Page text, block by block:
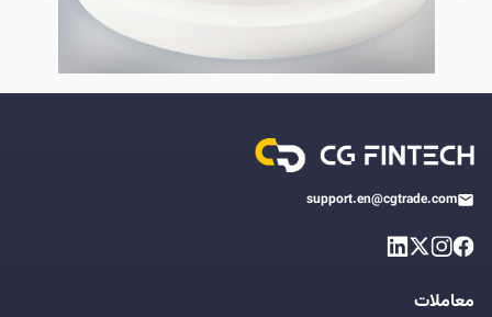
support.en@cgtrade.com
معاملات